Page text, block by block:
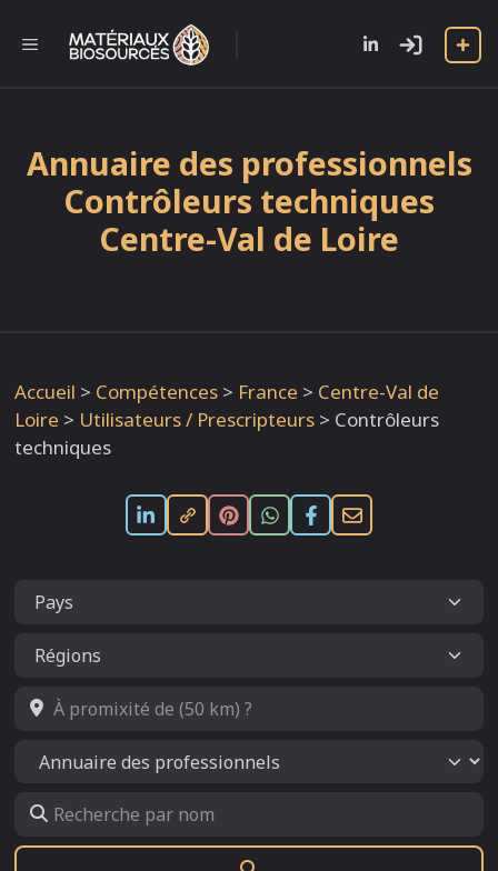
contenu
MENU
Annuaire des professionnels
Contrôleurs techniques
Centre-Val de Loire
Accueil > Compétences > France > Centre-Val de
Loire > Utilisateurs / Prescripteurs > Contrôleurs
techniques
À promixité de (50 km) ?
Select search type
Recherche par nom